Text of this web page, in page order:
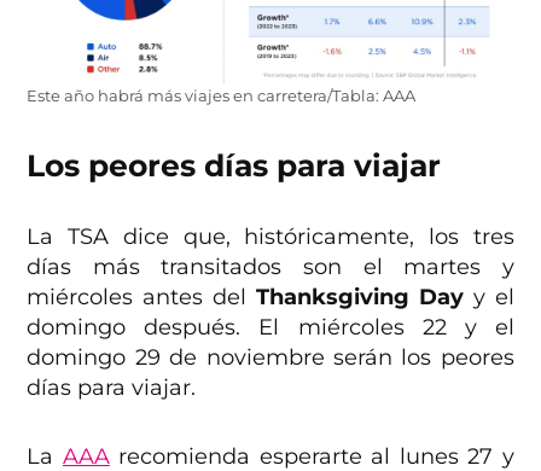
Este año habrá más viajes en carretera/Tabla: AAA
Los peores días para viajar
La TSA dice que, históricamente, los tres
días más transitados son el martes y
miércoles antes del Thanksgiving Dayy el
domingo después. El miércoles 22 y el
domingo 29 de noviembre serán los peores
días para viajar.
La AAArecomienda esperarte al lunes 27 y